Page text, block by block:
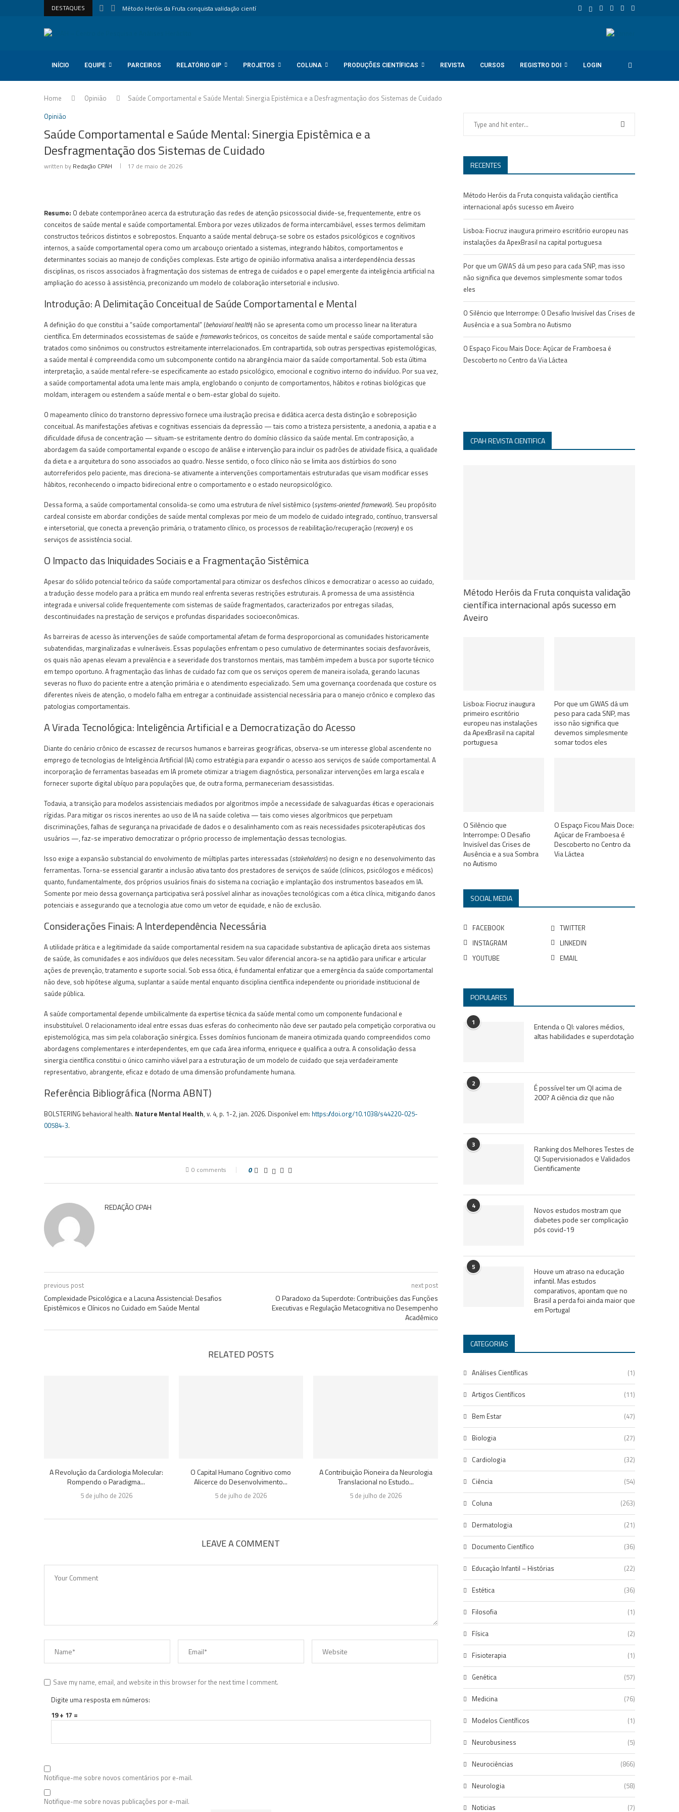
DESTAQUES Método Heróis da Fruta conquista validação científica internacional...
INÍCIO EQUIPE PARCEIROS RELATÓRIO GIP PROJETOS COLUNA PRODUÇÕES CIENTÍFICAS REVISTA CURSOS REGISTRO DOI LOGIN
Home Opinião
Saúde Comportamental e Saúde Mental: Sinergia Epistêmica e a Desfragmentação dos Sistemas de Cuidado
Opinião
Saúde Comportamental e Saúde Mental: Sinergia Epistêmica e a
Desfragmentação dos Sistemas de Cuidado
written by Redação CPAH 17 de maio de 2026
Resumo: O debate contemporâneo acerca da estruturação das redes de atenção psicossocial divide-se, frequentemente, entre os
conceitos de saúde mental e saúde comportamental. Embora por vezes utilizados de forma intercambiável, esses termos delimitam
constructos teóricos distintos e sobrepostos. Enquanto a saúde mental debruça-se sobre os estados psicológicos e cognitivos
internos, a saúde comportamental opera como um arcabouço orientado a sistemas, integrando hábitos, comportamentos e
determinantes sociais ao manejo de condições complexas. Este artigo de opinião informativa analisa a interdependência dessas
disciplinas, os riscos associados à fragmentação dos sistemas de entrega de cuidados e o papel emergente da inteligência artificial na
ampliação do acesso à assistência, preconizando um modelo de colaboração intersetorial e inclusivo.
Introdução: A Delimitação Conceitual de Saúde Comportamental e Mental
A definição do que constitui a “saúde comportamental” (behavioral health) não se apresenta como um processo linear na literatura
científica. Em determinados ecossistemas de saúde e frameworksteóricos, os conceitos de saúde mental e saúde comportamental são
tratados como sinônimos ou constructos estreitamente interrelacionados. Em contrapartida, sob outras perspectivas epistemológicas,
a saúde mental é compreendida como um subcomponente contido na abrangência maior da saúde comportamental. Sob esta última
interpretação, a saúde mental refere-se especificamente ao estado psicológico, emocional e cognitivo interno do indivíduo. Por sua vez,
a saúde comportamental adota uma lente mais ampla, englobando o conjunto de comportamentos, hábitos e rotinas biológicas que
moldam, interagem ou estendem a saúde mental e o bem-estar global do sujeito.
O mapeamento clínico do transtorno depressivo fornece uma ilustração precisa e didática acerca desta distinção e sobreposição
conceitual. As manifestações afetivas e cognitivas essenciais da depressão — tais como a tristeza persistente, a anedonia, a apatia e a
dificuldade difusa de concentração — situam-se estritamente dentro do domínio clássico da saúde mental. Em contraposição, a
abordagem da saúde comportamental expande o escopo de análise e intervenção para incluir os padrões de atividade física, a qualidade
da dieta e a arquitetura do sono associados ao quadro. Nesse sentido, o foco clínico não se limita aos distúrbios do sono
autorreferidos pelo paciente, mas direciona-se ativamente a intervenções comportamentais estruturadas que visam modificar esses
hábitos, reconhecendo o impacto bidirecional entre o comportamento e o estado neuropsicológico.
Dessa forma, a saúde comportamental consolida-se como uma estrutura de nível sistêmico (systems-oriented framework). Seu propósito
cardeal consiste em abordar condições de saúde mental complexas por meio de um modelo de cuidado integrado, contínuo, transversal
e intersetorial, que conecta a prevenção primária, o tratamento clínico, os processos de reabilitação/recuperação (recovery) e os
serviços de assistência social.
O Impacto das Iniquidades Sociais e a Fragmentação Sistêmica
Apesar do sólido potencial teórico da saúde comportamental para otimizar os desfechos clínicos e democratizar o acesso ao cuidado,
a tradução desse modelo para a prática em mundo real enfrenta severas restrições estruturais. A promessa de uma assistência
integrada e universal colide frequentemente com sistemas de saúde fragmentados, caracterizados por entregas siladas,
descontinuidades na prestação de serviços e profundas disparidades socioeconômicas.
As barreiras de acesso às intervenções de saúde comportamental afetam de forma desproporcional as comunidades historicamente
subatendidas, marginalizadas e vulneráveis. Essas populações enfrentam o peso cumulativo de determinantes sociais desfavoráveis,
os quais não apenas elevam a prevalência e a severidade dos transtornos mentais, mas também impedem a busca por suporte técnico
em tempo oportuno. A fragmentação das linhas de cuidado faz com que os serviços operem de maneira isolada, gerando lacunas
severas no fluxo do paciente entre a atenção primária e o atendimento especializado. Sem uma governança coordenada que costure os
diferentes níveis de atenção, o modelo falha em entregar a continuidade assistencial necessária para o manejo crônico e complexo das
patologias comportamentais.
A Virada Tecnológica: Inteligência Artificial e a Democratização do Acesso
Diante do cenário crônico de escassez de recursos humanos e barreiras geográficas, observa-se um interesse global ascendente no
emprego de tecnologias de Inteligência Artificial (IA) como estratégia para expandir o acesso aos serviços de saúde comportamental. A
incorporação de ferramentas baseadas em IA promete otimizar a triagem diagnóstica, personalizar intervenções em larga escala e
fornecer suporte digital ubíquo para populações que, de outra forma, permaneceriam desassistidas.
Todavia, a transição para modelos assistenciais mediados por algoritmos impõe a necessidade de salvaguardas éticas e operacionais
rígidas. Para mitigar os riscos inerentes ao uso de IA na saúde coletiva — tais como vieses algorítmicos que perpetuam
discriminações, falhas de segurança na privacidade de dados e o desalinhamento com as reais necessidades psicoterapêuticas dos
usuários —, faz-se imperativo democratizar o próprio processo de implementação dessas tecnologias.
Isso exige a expansão substancial do envolvimento de múltiplas partes interessadas (stakeholders) no design e no desenvolvimento das
ferramentas. Torna-se essencial garantir a inclusão ativa tanto dos prestadores de serviços de saúde (clínicos, psicólogos e médicos)
quanto, fundamentalmente, dos próprios usuários finais do sistema na cocriação e implantação dos instrumentos baseados em IA.
Somente por meio dessa governança participativa será possível alinhar as inovações tecnológicas com a ética clínica, mitigando danos
potenciais e assegurando que a tecnologia atue como um vetor de equidade, e não de exclusão.
Considerações Finais: A Interdependência Necessária
A utilidade prática e a legitimidade da saúde comportamental residem na sua capacidade substantiva de aplicação direta aos sistemas
de saúde, às comunidades e aos indivíduos que deles necessitam. Seu valor diferencial ancora-se na aptidão para unificar e articular
ações de prevenção, tratamento e suporte social. Sob essa ótica, é fundamental enfatizar que a emergência da saúde comportamental
não deve, sob hipótese alguma, suplantar a saúde mental enquanto disciplina científica independente ou prioridade institucional de
saúde pública.
A saúde comportamental depende umbilicalmente da expertise técnica da saúde mental como um componente fundacional e
insubstituível. O relacionamento ideal entre essas duas esferas do conhecimento não deve ser pautado pela competição corporativa ou
epistemológica, mas sim pela colaboração sinérgica. Esses domínios funcionam de maneira otimizada quando compreendidos como
abordagens complementares e interdependentes, em que cada área informa, enriquece e qualifica a outra. A consolidação dessa
sinergia científica constitui o único caminho viável para a estruturação de um modelo de cuidado que seja verdadeiramente
representativo, abrangente, eficaz e dotado de uma dimensão profundamente humana.
Referência Bibliográfica (Norma ABNT)
BOLSTERING behavioral health. Nature Mental Health, v. 4, p. 1-2, jan. 2026. Disponível em: https://doi.org/10.1038/s44220-025-
00584-3.
0 comments 0
REDAÇÃO CPAH
previous post
Complexidade Psicológica e a Lacuna Assistencial: Desafios
Epistêmicos e Clínicos no Cuidado em Saúde Mental
next post
O Paradoxo da Superdote: Contribuições das Funções
Executivas e Regulação Metacognitiva no Desempenho
Acadêmico
RELATED POSTS
A Revolução da Cardiologia Molecular:
Rompendo o Paradigma...
5 de julho de 2026
O Capital Humano Cognitivo como
Alicerce do Desenvolvimento...
5 de julho de 2026
A Contribuição Pioneira da Neurologia
Translacional no Estudo...
5 de julho de 2026
LEAVE A COMMENT
Save my name, email, and website in this browser for the next time I comment.
Digite uma resposta em números:
19 + 17 =
Notifique-me sobre novos comentários por e-mail.
Notifique-me sobre novas publicações por e-mail.
RECENTES
Método Heróis da Fruta conquista validação científica
internacional após sucesso em Aveiro
Lisboa: Fiocruz inaugura primeiro escritório europeu nas
instalações da ApexBrasil na capital portuguesa
Por que um GWAS dá um peso para cada SNP, mas isso
não significa que devemos simplesmente somar todos
eles
O Silêncio que Interrompe: O Desafio Invisível das Crises de
Ausência e a sua Sombra no Autismo
O Espaço Ficou Mais Doce: Açúcar de Framboesa é
Descoberto no Centro da Via Láctea
CPAH REVISTA CIENTIFICA
Método Heróis da Fruta conquista validação
científica internacional após sucesso em
Aveiro
Lisboa: Fiocruz inaugura
primeiro escritório
europeu nas instalações
da ApexBrasil na capital
portuguesa
Por que um GWAS dá um
peso para cada SNP, mas
isso não significa que
devemos simplesmente
somar todos eles
O Silêncio que
Interrompe: O Desafio
Invisível das Crises de
Ausência e a sua Sombra
no Autismo
O Espaço Ficou Mais Doce:
Açúcar de Framboesa é
Descoberto no Centro da
Via Láctea
SOCIAL MEDIA
FACEBOOK
TWITTER
INSTAGRAM
LINKEDIN
YOUTUBE
EMAIL
POPULARES
1
Entenda o QI: valores médios,
altas habilidades e superdotação
2
É possível ter um QI acima de
200? A ciência diz que não
3
Ranking dos Melhores Testes de
QI Supervisionados e Validados
Cientificamente
4
Novos estudos mostram que
diabetes pode ser complicação
pós covid-19
5
Houve um atraso na educação
infantil. Mas estudos
comparativos, apontam que no
Brasil a perda foi ainda maior que
em Portugal
CATEGORIAS
Análises Científicas (1)
Artigos Científicos (11)
Bem Estar (47)
Biologia (27)
Cardiologia (32)
Ciência (54)
Coluna (263)
Dermatologia (21)
Documento Científico (36)
Educação Infantil – Histórias (22)
Estética (36)
Filosofia (1)
Física (2)
Fisioterapia (1)
Genética (57)
Medicina (76)
Modelos Científicos (1)
Neurobusiness (5)
Neurociências (866)
Neurologia (58)
Noticias (7)